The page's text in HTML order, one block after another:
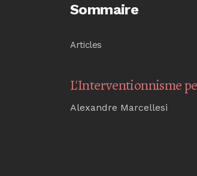
Sommaire
Articles
L'Interventionnisme
Alexandre Marcellesi